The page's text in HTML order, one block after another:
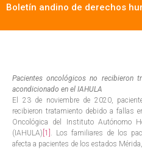
Boletín andino de derechos
Pacientes oncológicos no recibieron
acondicionado en el IAHULA
El 23 de noviembre de 2020,
recibieron tratamiento debido a fallas
Oncológica del Instituto Autónomo
(IAHULA) [1] . Los familiares de los
afecta a pacientes de los estados